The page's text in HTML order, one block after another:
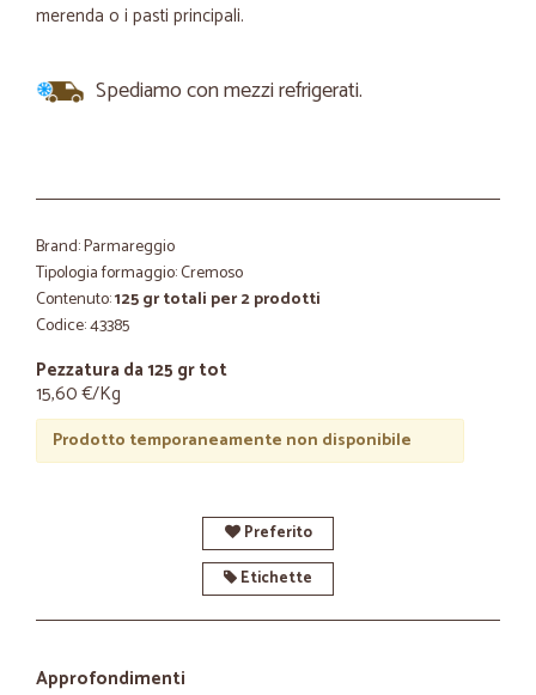
merenda o i pasti principali.
Spediamo con mezzi refrigerati.
Brand: Parmareggio
Tipologia formaggio: Cremoso
Contenuto:125 gr totali per 2 prodotti
Codice: 43385
Pezzatura da 125 gr tot
15,60 €/Kg
Prodotto temporaneamente non disponibile
Preferito
Etichette
Approfondimenti